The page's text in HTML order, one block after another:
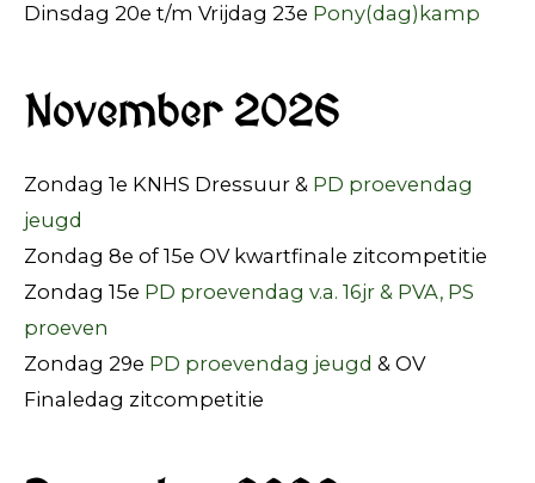
Dinsdag 20e t/m Vrijdag 23e Pony(dag)kamp
November 2026
Zondag 1e KNHS Dressuur & PD proevendag
jeugd
Zondag 8e of 15e OV kwartfinale zitcompetitie
Zondag 15e PD proevendag v.a. 16jr & PVA, PS
proeven
Zondag 29e PD proevendag jeugd & OV
Finaledag zitcompetitie